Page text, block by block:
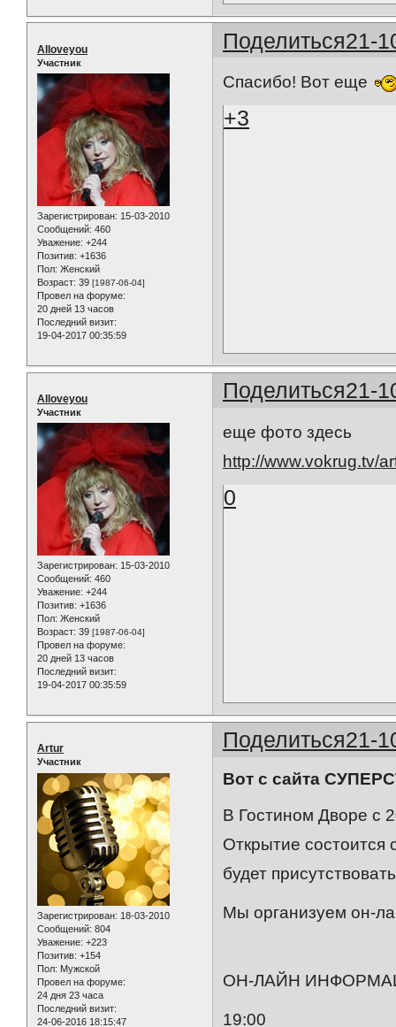
Поделиться21-
Alloveyou
Участник
Зарегистрирован: 15-03-2010
Сообщений: 460
Уважение: +244
Позитив: +1636
Пол: Женский
Возраст: 39 [1987-06-04]
Провел на форуме:
20 дней 13 часов
Последний визит:
19-04-2017 00:35:59
Спасибо! Вот еще
+3
Поделиться21-
Alloveyou
Участник
Зарегистрирован: 15-03-2010
Сообщений: 460
Уважение: +244
Позитив: +1636
Пол: Женский
Возраст: 39 [1987-06-04]
Провел на форуме:
20 дней 13 часов
Последний визит:
19-04-2017 00:35:59
еще фото здесь
http://www.vokrug.tv/
0
Поделиться21-
Artur
Участник
Зарегистрирован: 18-03-2010
Сообщений: 804
Уважение: +223
Позитив: +154
Пол: Мужской
Провел на форуме:
24 дня 23 часа
Последний визит:
24-06-2016 18:15:47
Вот с сайта
В Гостином Дворе с
Открытие состоится
будет
Мы организуем он-
ОН-ЛАЙН
19:00